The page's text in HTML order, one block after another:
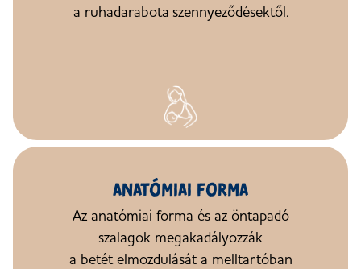
a ruhadarabota szennyeződésektől.
ANATÓMIAI FORMA
Az anatómiai forma és az öntapadó
szalagok megakadályozzák
a betételmozdulásáta melltartóban